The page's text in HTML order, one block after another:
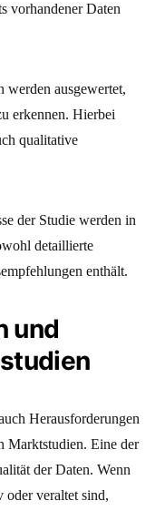
vorhandener Daten
werden ausgewertet,
erkennen. Hierbei
qualitative
der Studie werden in
detaillierte
enthält.
und
Herausforderungen
Marktstudien. Eine der
der Daten. Wenn
oder veraltet sind,